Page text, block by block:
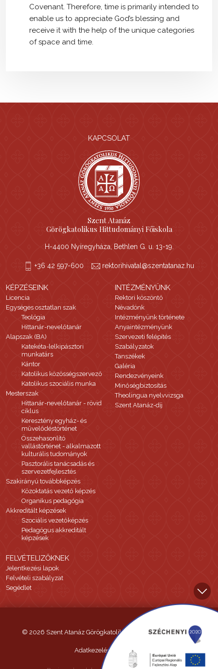
Covenant. Therefore, time is primarily intended to
enable us to appreciate God’s blessing and
receive it with the help of the unique categories
of space and time.
KAPCSOLAT
Szent Atanáz
Görögkatolikus Hittudományi Főiskola
H-4400 Nyíregyháza, Bethlen G. u. 13-19.
+36 42 597-600 rektorihivatal@szentatanaz.hu
KÉPZÉSEINK
Licencia
Egységes osztatlan szak
Teológia
Hittanár-nevelőtanár
Alapszak (BA)
Katekéta-lelkipásztori
munkatárs
Kántor
Katolikus közösségszervező
Katolikus szociális munka
Mesterszak
Hittanár-nevelőtanár - rövid
ciklus
Keresztény egyház- és
művelődéstörténet
Összehasonlító
vallástörténet - alkalmazott
kulturális tudományok
Pasztorális tanácsadás és
szervezetfejlesztés
Szakirányú továbbképzés
Közoktatás vezető képzés
Organikus pedagógia
Akkreditált képzések
Szociális vezetőképzés
Pedagógus akkreditált
képzések
INTÉZMÉNYÜNK
Rektori köszöntő
Névadónk
Intézményünk története
Anyaintézményünk
Szervezeti felépítés
Szabályzatok
Tanszékek
Galéria
Rendezvényeink
Minőségbiztosítás
Theolingua nyelvvizsga
Szent Atanáz-díj
FELVÉTELIZŐKNEK
Jelentkezési lapok
Felvételi szabályzat
Segédlet
© 2026 Szent Atanáz Görögkatolikus Hittudományi Főiskola
Adatkezelési tájékoztató